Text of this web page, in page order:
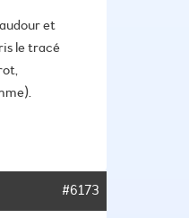
et
le tracé
#6173